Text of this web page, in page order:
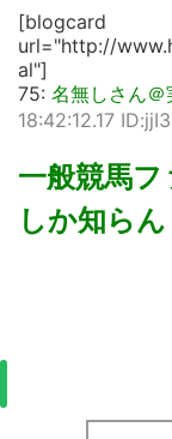
[blogcard
url="http://
al"]
75: 名無しさん＠
18:42:12.17
一般競馬
しか知らん